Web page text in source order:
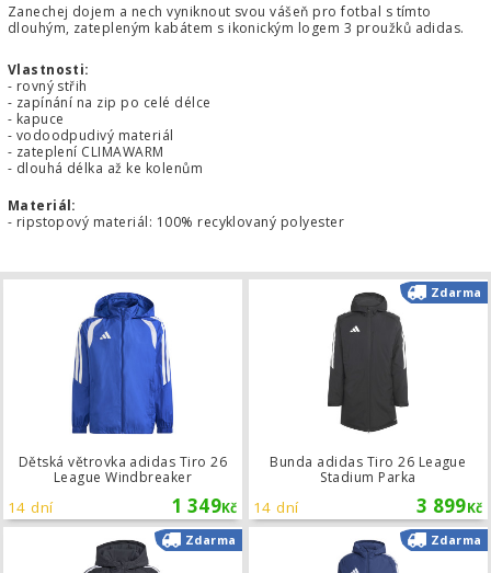
Zanechej dojem a nech vyniknout svou vášeň pro fotbal s tímto
dlouhým, zatepleným kabátem s ikonickým logem 3 proužků adidas.
Vlastnosti:
- rovný střih
- zapínání na zip po celé délce
- kapuce
- vodoodpudivý materiál
- zateplení CLIMAWARM
- dlouhá délka až ke kolenům
Materiál:
- ripstopový materiál: 100% recyklovaný polyester
Dětská větrovka adidas Tiro 26
League Windbreaker
1 349Kč
14 dní
Dětská větrovka adidas Tiro 26
Bunda adidas Tiro 26 League
Stadium Parka
3 899Kč
14 dní
Zdarma
Zdarma Dětská zimní bunda adidas Tiro 26
Zdarma